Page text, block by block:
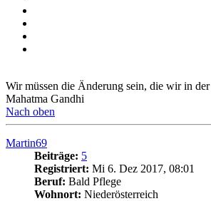
Wir müssen die Änderung sein, die wir in
Mahatma Gandhi
Nach oben
Martin69
Beiträge: 5
Registriert: Mi 6. Dez 2017, 08:01
Beruf: Bald Pflege
Wohnort: Niederösterreich